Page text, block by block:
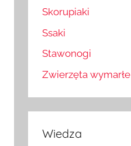
Skorupiaki
Ssaki
Stawonogi
Zwierzęta wymarłe
Wiedza